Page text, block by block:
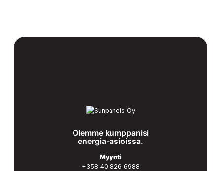
Olemme kumppanisi
energia-asioissa.
Myynti
+358 40 826 6988